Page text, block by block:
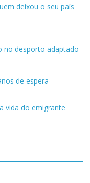
deixou o seu país
no desporto adaptado
de espera
vida do emigrante